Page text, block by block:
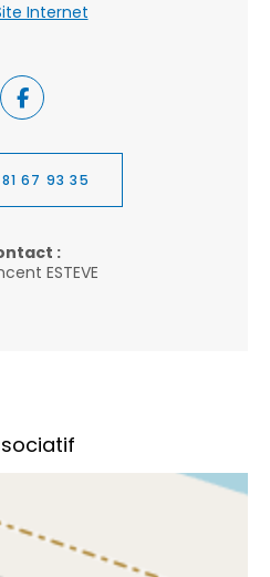
Internet
67 93 35
:
ESTEVE